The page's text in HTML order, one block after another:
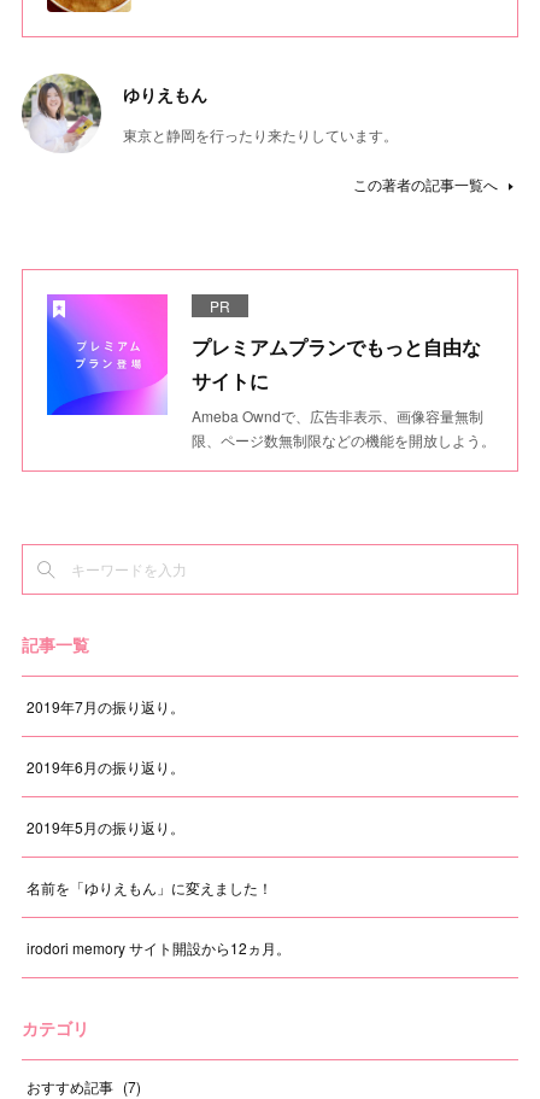
ゆりえもん
東京と静岡を行ったり来たりしています。
この著者の記事一覧へ
PR
プレミアムプランでもっと自由な
サイトに
Ameba Owndで、広告非表示、画像容量無制
限、ページ数無制限などの機能を開放しよう。
記事一覧
2019年7月の振り返り。
2019年6月の振り返り。
2019年5月の振り返り。
名前を「ゆりえもん」に変えました！
irodori memory サイト開設から12ヵ月。
カテゴリ
おすすめ記事 (7)